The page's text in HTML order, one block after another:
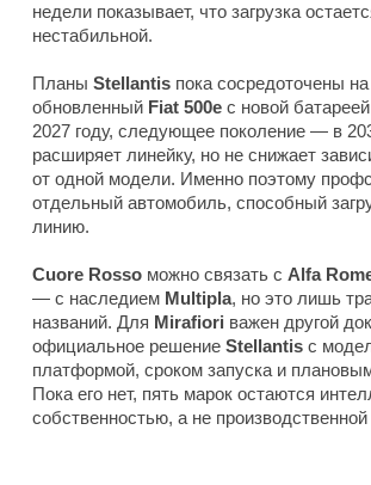
недели показывает, что загрузка
нестабильной.
Планы Stellantis пока сосредоточены
обновленный Fiat 500e с новой
2027 году, следующее поколение — в
расширяет линейку, но не снижает
от одной модели. Именно поэтому
отдельный автомобиль, способный
линию.
Cuore Rosso можно связать с Alfa
— с наследием Multipla, но это лишь
названий. Для Mirafiori важен другой
официальное решение Stellantis с
платформой, сроком запуска и
Пока его нет, пять марок остаются
собственностью, а не